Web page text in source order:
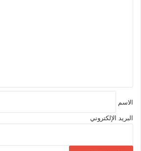
الاسم
البريد الإلكتروني